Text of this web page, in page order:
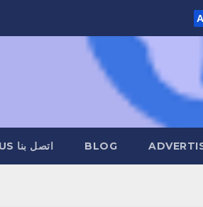
BLOG اتصل بنا CALL US